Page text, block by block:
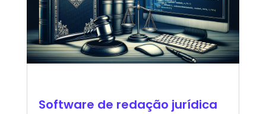
Software de redação jurídica